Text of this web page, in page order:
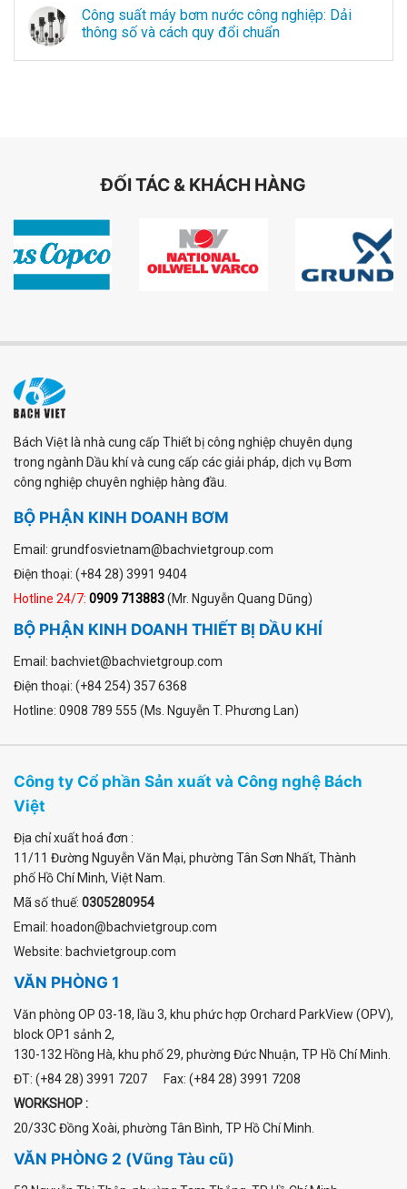
Công suất máy bơm nước công nghiệp: Dải
thông số và cách quy đổi chuẩn
ĐỐI TÁC & KHÁCH HÀNG
Bách Việt là nhà cung cấp Thiết bị công nghiệp chuyên dụng
trong ngành Dầu khí và cung cấp các giải pháp, dịch vụ Bơm
công nghiệp chuyên nghiệp hàng đầu.
BỘ PHẬN KINH DOANH BƠM
Email: grundfosvietnam@bachvietgroup.com
Điện thoại: (+84 28) 3991 9404
Hotline 24/7: 0909 713883(Mr. Nguyễn Quang Dũng)
BỘ PHẬN KINH DOANH THIẾT BỊ DẦU KHÍ
Email: bachviet@bachvietgroup.com
Điện thoại: (+84 254) 357 6368
Hotline: 0908 789 555 (Ms. Nguyễn T. Phương Lan)
Công ty Cổ phần Sản xuất và Công nghệ Bách
Việt
Địa chỉ xuất hoá đơn :
11/11 Đường Nguyễn Văn Mại, phường Tân Sơn Nhất, Thành
phố Hồ Chí Minh, Việt Nam.
Mã số thuế: 0305280954
Email: hoadon@bachvietgroup.com
Website: bachvietgroup.com
VĂN PHÒNG 1
Văn phòng OP 03-18, lầu 3, khu phức hợp Orchard ParkView (OPV),
block OP1 sảnh 2,
130-132 Hồng Hà, khu phố 29, phường Đức Nhuận, TP Hồ Chí Minh.
ĐT: (+84 28) 3991 7207 Fax: (+84 28) 3991 7208
WORKSHOP :
20/33C Đồng Xoài, phường Tân Bình, TP Hồ Chí Minh.
VĂN PHÒNG 2 (Vũng Tàu cũ)